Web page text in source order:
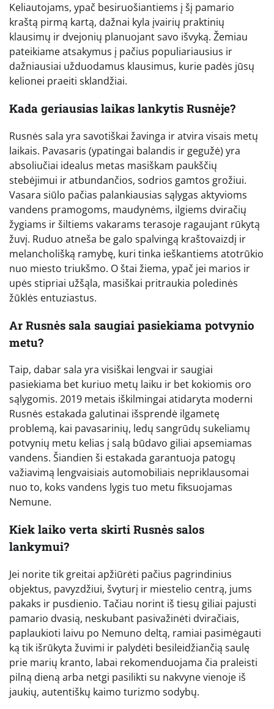
Keliautojams, ypač besiruošiantiems į šį pamario
kraštą pirmą kartą, dažnai kyla įvairių praktinių
klausimų ir dvejonių planuojant savo išvyką. Žemiau
pateikiame atsakymus į pačius populiariausius ir
dažniausiai užduodamus klausimus, kurie padės jūsų
kelionei praeiti sklandžiai.
Kada geriausias laikas lankytis Rusnėje?
Rusnės sala yra savotiškai žavinga ir atvira visais metų
laikais. Pavasaris (ypatingai balandis ir gegužė) yra
absoliučiai idealus metas masiškam paukščių
stebėjimui ir atbundančios, sodrios gamtos grožiui.
Vasara siūlo pačias palankiausias sąlygas aktyvioms
vandens pramogoms, maudynėms, ilgiems dviračių
žygiams ir šiltiems vakarams terasoje ragaujant rūkytą
žuvį. Ruduo atneša be galo spalvingą kraštovaizdį ir
melancholišką ramybę, kuri tinka ieškantiems atotrūkio
nuo miesto triukšmo. O štai žiema, ypač jei marios ir
upės stipriai užšąla, masiškai pritraukia poledinės
žūklės entuziastus.
Ar Rusnės sala saugiai pasiekiama potvynio
metu?
Taip, dabar sala yra visiškai lengvai ir saugiai
pasiekiama bet kuriuo metų laiku ir bet kokiomis oro
sąlygomis. 2019 metais iškilmingai atidaryta moderni
Rusnės estakada galutinai išsprendė ilgametę
problemą, kai pavasarinių, ledų sangrūdų sukeliamų
potvynių metu kelias į salą būdavo giliai apsemiamas
vandens. Šiandien ši estakada garantuoja patogų
važiavimą lengvaisiais automobiliais nepriklausomai
nuo to, koks vandens lygis tuo metu fiksuojamas
Nemune.
Kiek laiko verta skirti Rusnės salos
lankymui?
Jei norite tik greitai apžiūrėti pačius pagrindinius
objektus, pavyzdžiui, švyturį ir miestelio centrą, jums
pakaks ir pusdienio. Tačiau norint iš tiesų giliai pajusti
pamario dvasią, neskubant pasivažinėti dviračiais,
paplaukioti laivu po Nemuno deltą, ramiai pasimėgauti
ką tik išrūkyta žuvimi ir palydėti besileidžiančią saulę
prie marių kranto, labai rekomenduojama čia praleisti
pilną dieną arba netgi pasilikti su nakvyne vienoje iš
jaukių, autentiškų kaimo turizmo sodybų.